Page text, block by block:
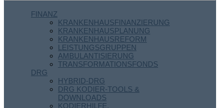
FINANZ
KRANKENHAUSFINANZIERUNG
KRANKENHAUSPLANUNG
KRANKENHAUSREFORM
LEISTUNGSGRUPPEN
AMBULANTISIERUNG
TRANSFORMATIONSFONDS
DRG
HYBRID-DRG
DRG KODIER-TOOLS &
DOWNLOADS
KODIERHILFE,